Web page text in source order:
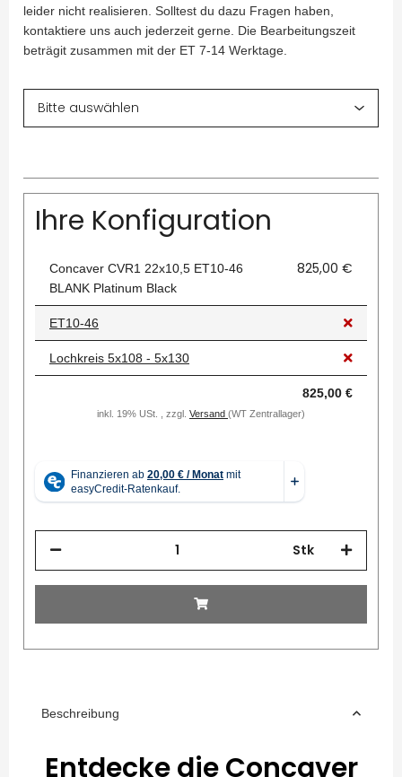
leider nicht realisieren. Solltest du dazu Fragen haben,
kontaktiere uns auch jederzeit gerne. Die Bearbeitungszeit
beträgit zusammen mit der ET 7-14 Werktage.
Ihre Konfiguration
Concaver CVR1 22x10,5 ET10-46
BLANK Platinum Black
825,00 €
ET10-46
Lochkreis 5x108 - 5x130
825,00 €
inkl. 19% USt. , zzgl. Versand (WT Zentrallager)
Stk
Beschreibung
Entdecke die Concaver